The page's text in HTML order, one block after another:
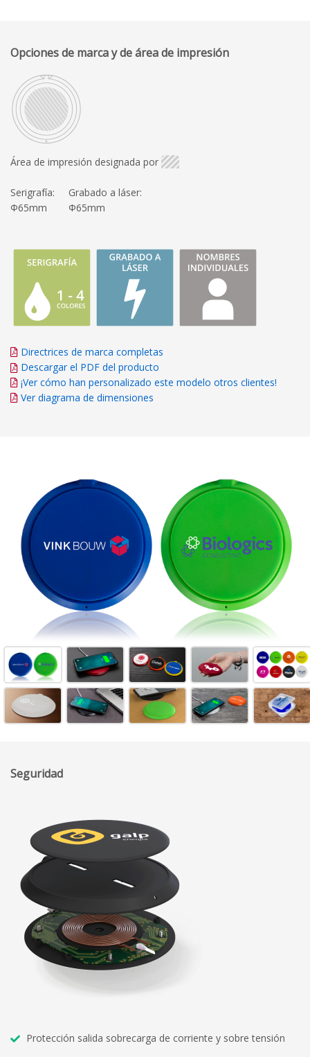
Opciones de marca y de área de impresión
Área de impresión designada por
Serigrafía:
Φ65mm
Grabado a láser:
Φ65mm
Directrices de marca completas
Descargar el PDF del producto
¡Ver cómo han personalizado este modelo otros clientes!
Ver diagrama de dimensiones
Seguridad
Protección salida sobrecarga de corriente y sobre tensión